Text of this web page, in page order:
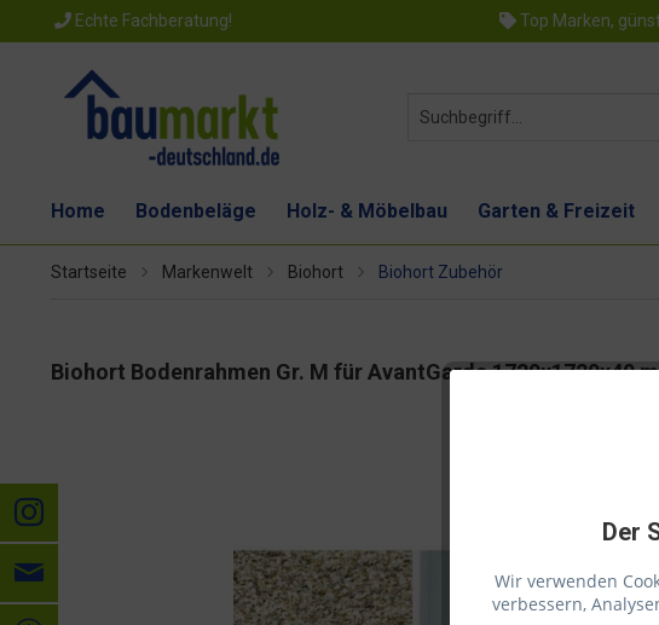
Echte Fachberatung! Top Marken,
Home Bodenbeläge Holz- & Möbelbau Garten & Freizeit
Der
Wir verwenden
verbessern,
Startseite Markenwelt Biohort Biohort Zubehör
Biohort Bodenrahmen Gr. M für AvantGarde 1720x1720x40